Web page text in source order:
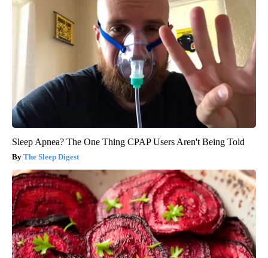
Sleep Apnea? The One Thing CPAP Users Aren't Being Told
The Sleep Digest